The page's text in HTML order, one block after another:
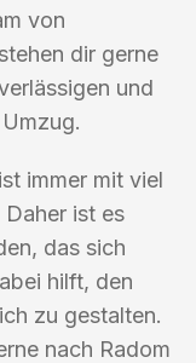
von
dir gerne
und
immer mit viel
ist es
das sich
hilft, den
zu gestalten.
nach Radom